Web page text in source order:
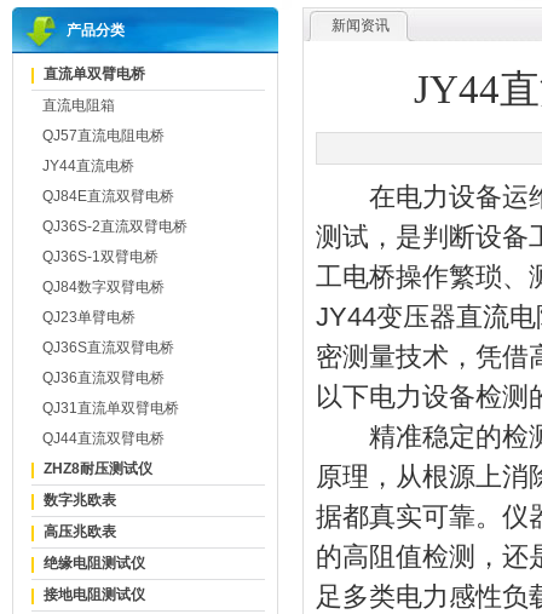
产品分类
直流单双臂电桥
直流电阻箱
QJ57直流电阻电桥
JY44直流电桥
QJ84E直流双臂电桥
QJ36S-2直流双臂电桥
QJ36S-1双臂电桥
QJ84数字双臂电桥
QJ23单臂电桥
QJ36S直流双臂电桥
QJ36直流双臂电桥
QJ31直流单双臂电桥
QJ44直流双臂电桥
ZHZ8耐压测试仪
数字兆欧表
高压兆欧表
绝缘电阻测试仪
接地电阻测试仪
新闻资讯
JY44
在电力设备运维
测试，是判断设备
工电桥操作繁琐、
JY44变压器直流
密测量技术，凭借
以下电力设备检测
精准稳定的检测
原理，从根源上消
据都真实可靠。仪
的高阻值检测，还
足多类电力感性负